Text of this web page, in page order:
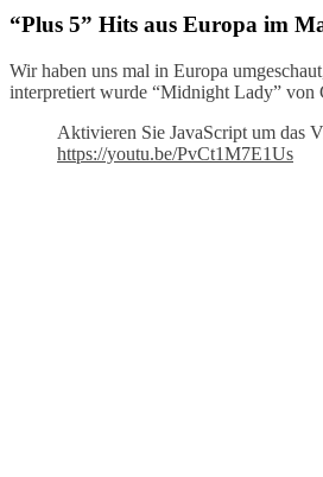
“Plus 5” Hits aus Europa im
Wir haben uns mal in Europa
interpretiert wurde “Midnight Lady” von
Aktivieren Sie JavaScript um das
https://youtu.be/PvCt1M7E1Us